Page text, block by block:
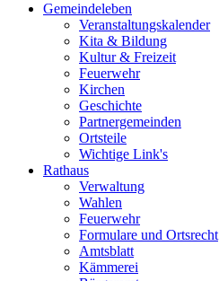
Gemeindeleben
Veranstaltungskalender
Kita & Bildung
Kultur & Freizeit
Feuerwehr
Kirchen
Geschichte
Partnergemeinden
Ortsteile
Wichtige Link's
Rathaus
Verwaltung
Wahlen
Feuerwehr
Formulare und Ortsrecht
Amtsblatt
Kämmerei